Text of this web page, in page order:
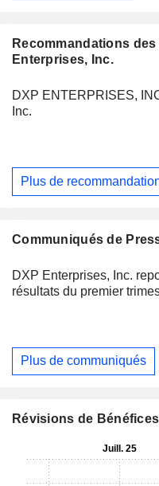
Recommandations
Enterprises, Inc.
DXP ENTERPRISES,
Inc.
Plus de
Communiqués de
DXP Enterprises, Inc.
résultats du premier
Plus de communiqués
Révisions de Bénéfices